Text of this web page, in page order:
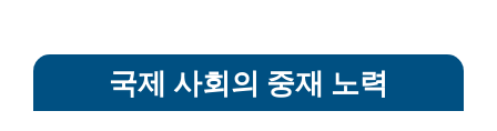
국제 사회의 중재 노력